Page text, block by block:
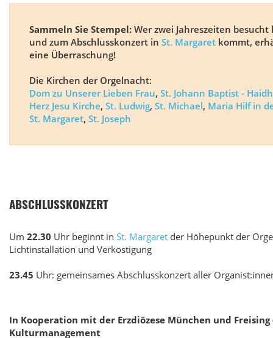
Sammeln Sie Stempel: Wer zwei Jahreszeiten besucht
und zum Abschlusskonzert in St. Margaret kommt,
eine Überraschung!
Die Kirchen der Orgelnacht:
Dom zu Unserer Lieben Frau, St. Johann Baptist -
Herz Jesu Kirche, St. Ludwig, St. Michael, Maria Hilf in
St. Margaret, St. Joseph
ABSCHLUSSKONZERT
Um 22.30 Uhr beginnt in St. Margaret der Höhepunkt der
Lichtinstallation und Verköstigung
23.45 Uhr: gemeinsames Abschlusskonzert aller
In Kooperation mit der Erzdiözese München und Freising
Kulturmanagement